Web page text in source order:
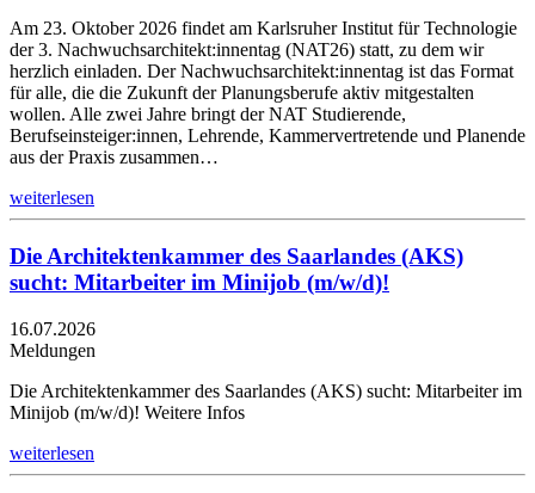
Am 23. Oktober 2026 findet am Karlsruher Institut für Technologie
der 3. Nachwuchsarchitekt:innentag (NAT26) statt, zu dem wir
herzlich einladen. Der Nachwuchsarchitekt:innentag ist das Format
für alle, die die Zukunft der Planungsberufe aktiv mitgestalten
wollen. Alle zwei Jahre bringt der NAT Studierende,
Berufseinsteiger:innen, Lehrende, Kammervertretende und Planende
aus der Praxis zusammen…
weiterlesen
Die Architektenkammer des Saarlandes (AKS)
sucht: Mitarbeiter im Minijob (m/w/d)!
16.07.2026
Meldungen
Die Architektenkammer des Saarlandes (AKS) sucht: Mitarbeiter im
Minijob (m/w/d)! Weitere Infos
weiterlesen